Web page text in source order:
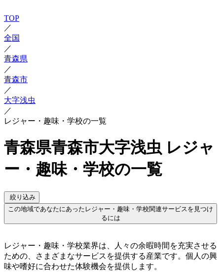
TOP
／
全国
／
青森県
／
青森市
／
大字浅虫
／
レジャー・趣味・学校の一覧
青森県青森市大字浅虫 レジャ
ー・趣味・学校の一覧
絞り込み
この地域であなたにあったレジャー・趣味・学校関連サービスを見つけ
るには
レジャー・趣味・学校業界は、人々の余暇時間を充実させる
ための、さまざまなサービスを提供する産業です。個人の興
味や嗜好に合わせた体験機会を提供します。